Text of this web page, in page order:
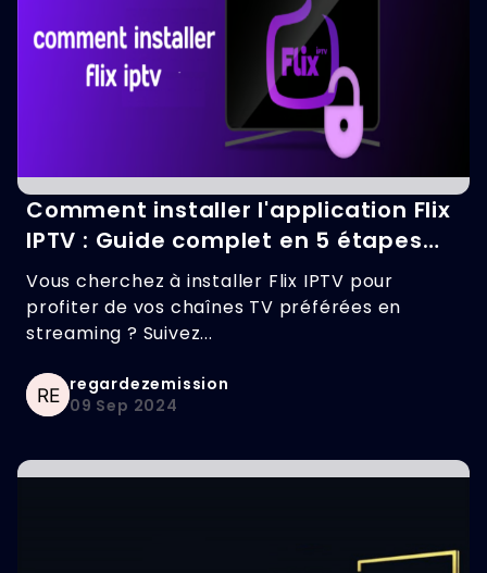
Comment installer l'application Flix
IPTV : Guide complet en 5 étapes
faciles
Vous cherchez à installer Flix IPTV pour
profiter de vos chaînes TV préférées en
streaming ? Suivez...
regardezemission
09 Sep 2024